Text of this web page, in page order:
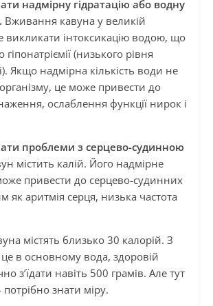
надмірну гідратацію або водну
Вживання кавуна у великій
викликати інтоксикацію водою, що
(низького рівня
Якщо надмірна кількість води не
це може привести до
ослаблення функції нирок і
проблеми з серцево-судинною
містить калій. Його надмірне
привести до серцево-судинних
як аритмія серця, низька частота
містять близько 30 калорій. З
в основному вода, здоровій
з’їдати навіть 500 грамів. Але тут
потрібно знати міру.